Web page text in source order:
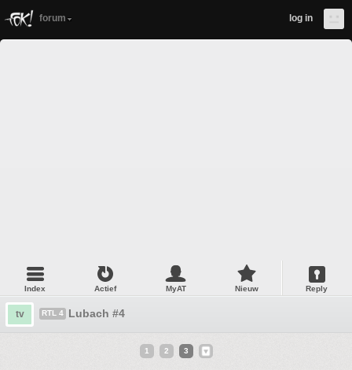
forum log in
Index Actief MyAT Nieuw Reply
tv RTL 4 Lubach #4
1 2 3